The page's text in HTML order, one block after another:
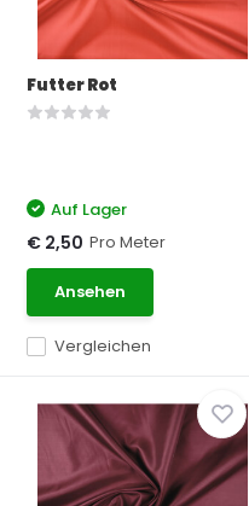
Futter Rot
Vergleichen
Auf Lager
€ 2,50 Pro Meter
Ansehen